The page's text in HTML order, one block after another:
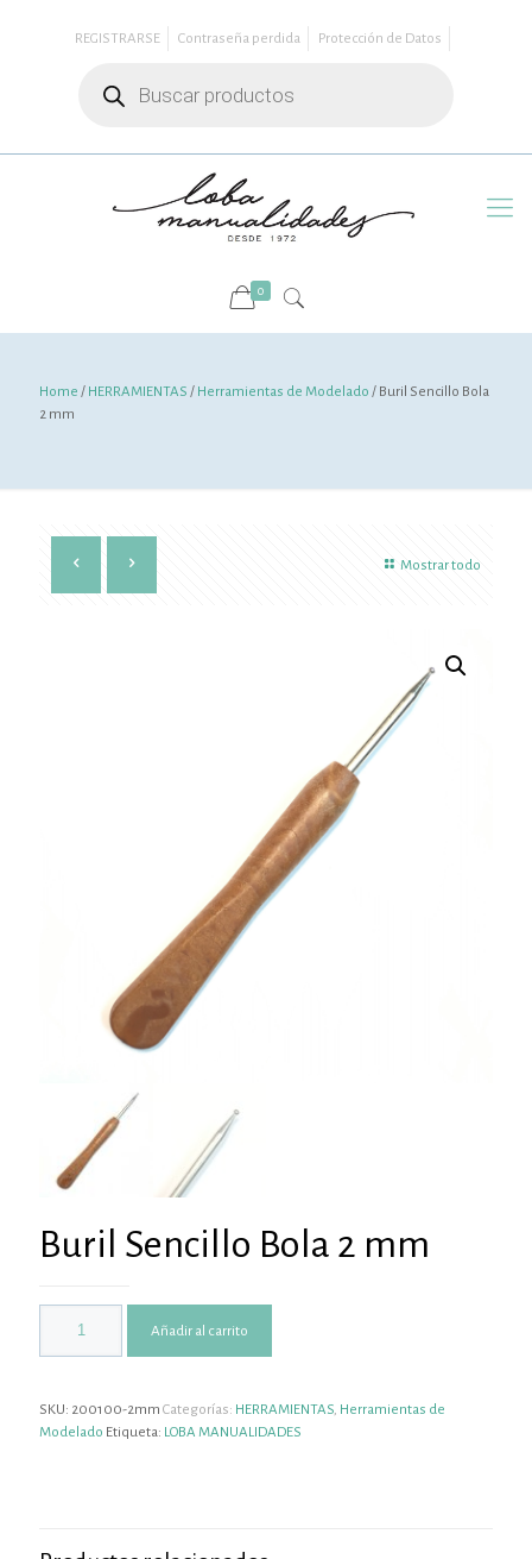
REGISTRARSE Contraseña perdida
Protección de Datos
productos
0
Home / HERRAMIENTAS / Herramientas de Modelado / Buril Sencillo Bola
2 mm
Mostrar todo
Buril Sencillo Bola 2 mm
Añadir al carrito
SKU: 200100-2mm Categorías: HERRAMIENTAS Herramientas de
Modelado Etiqueta: LOBA MANUALIDADES